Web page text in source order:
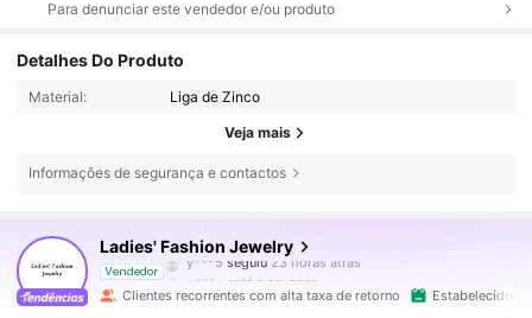
Para denunciar este vendedor e/ou produto
Detalhes Do Produto
Material: Liga de Zinco
Veja mais
Informações de segurança e contactos
Ladies' Fashion Jewelry
Vendedor g***a está a navegar
4,85
22K Seguidores
Clientes recorrentes com alta taxa de retorno Estabelecido